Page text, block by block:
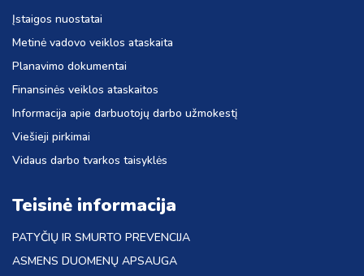
Įstaigos nuostatai
Metinė vadovo veiklos ataskaita
Planavimo dokumentai
Finansinės veiklos ataskaitos
Informacija apie darbuotojų darbo užmokestį
Viešieji pirkimai
Vidaus darbo tvarkos taisyklės
Teisinė informacija
PATYČIŲ IR SMURTO PREVENCIJA
ASMENS DUOMENŲ APSAUGA